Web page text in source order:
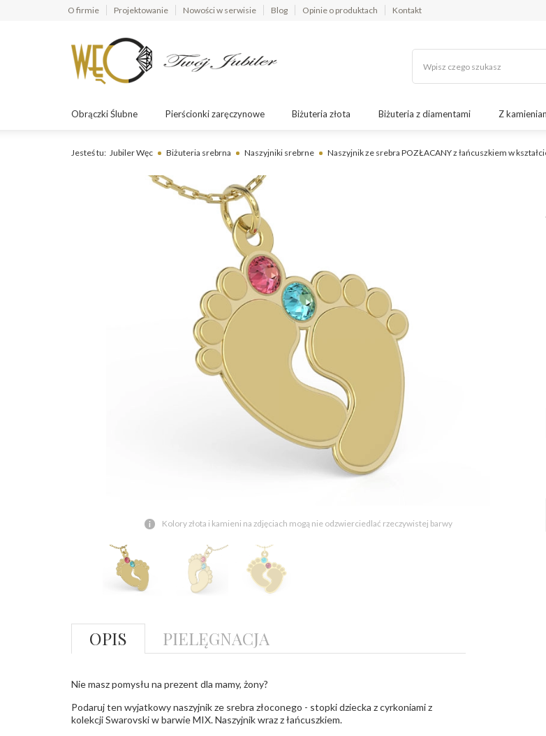
O firmie Projektowanie Nowości w serwisie Blog Opinie o produktach Kontakt
Obrączki Ślubne Pierścionki zaręczynowe Biżuteria złota Biżuteria z diamentami Z
Jesteś tu: Jubiler Węc Biżuteria srebrna Naszyjniki srebrne Naszyjnik ze srebra POZŁACANY z łańcuszkiem w
Kolory złota i kamieni na zdjęciach mogą nie odzwierciedlać rzeczywistej barwy
OPIS PIELĘGNACJA
Nie masz pomysłu na prezent dla mamy, żony?
Podaruj ten wyjatkowy naszyjnik ze srebra złoconego - stopki dziecka z cyrkoniami z
kolekcji Swarovski w barwie MIX. Naszyjnik wraz z łańcuszkiem.